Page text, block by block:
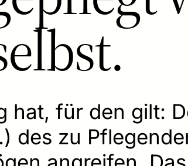
hat, für den gilt:
des zu